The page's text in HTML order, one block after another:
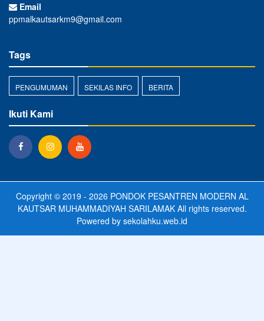
Email
ppmalkautsarkm9@gmail.com
Tags
PENGUMUMAN SEKILAS INFO BERITA
Ikuti Kami
Copyright © 2019 - 2026 PONDOK PESANTREN MODERN AL
KAUTSAR MUHAMMADIYAH SARILAMAKAll rights reserved.
Powered by sekolahku.web.id